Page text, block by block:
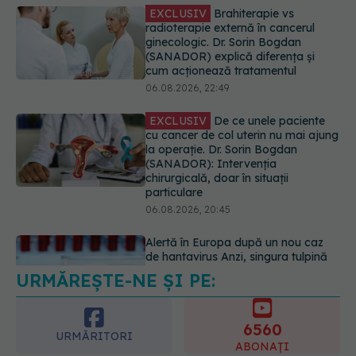
06.08.2026, 22:49
EXCLUSIV De ce unele paciente
cu cancer de col uterin nu mai ajung
la operație. Dr. Sorin Bogdan
(SANADOR): Intervenția
particulare
06.08.2026, 20:45
Alertă în Europa după un nou caz
de hantavirus Anzi, singura tulpină
care se transmite de la om la om
06.08.2026, 20:06
Ce se întâmplă cu colesterolul când
consumăm lactate integrale?
07.08.2026, 09:12
URMĂREȘTE-NE ȘI PE:
URMĂRITORI 6560
ABONAȚI